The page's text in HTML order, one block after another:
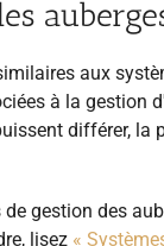
aux
à la gestion
différer, la
gestion des
lisez «